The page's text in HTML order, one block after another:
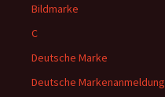
Bildmarke
C
Deutsche Marke
Deutsche Markenanmeldung